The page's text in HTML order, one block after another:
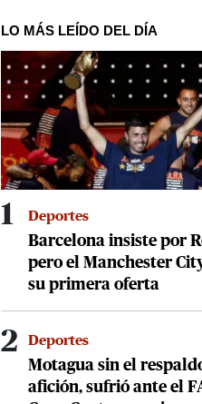
LO MÁS LEÍDO DEL DÍA
1 Deportes
Barcelona insiste por
pero el Manchester
su primera oferta
2 Deportes
Motagua sin el
afición, sufrió ante el